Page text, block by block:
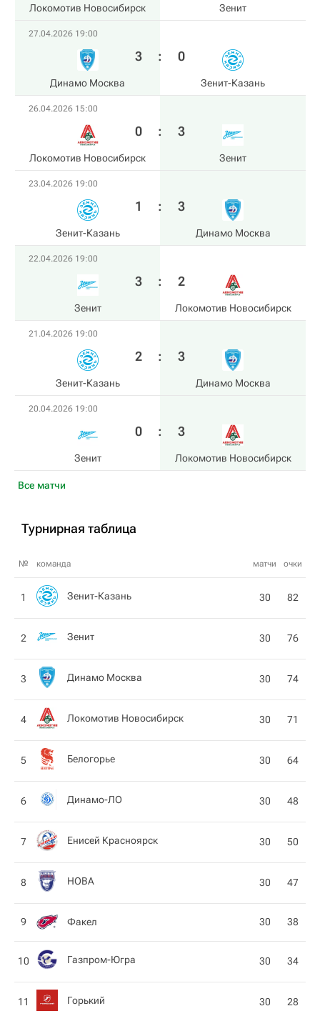
Все матчи
Локомотив Новосибирск Зенит
27.04.2026 19:00
Динамо Москва
3 : 0
Зенит-Казань
26.04.2026 15:00
Локомотив Новосибирск
0 : 3
Зенит
23.04.2026 19:00
Зенит-Казань
1 : 3
Динамо Москва
22.04.2026 19:00
Зенит
3 : 2
Локомотив Новосибирск
21.04.2026 19:00
Зенит-Казань
2 : 3
Динамо Москва
20.04.2026 19:00
Зенит
0 : 3
Локомотив Новосибирск
Турнирная таблица
№ команда матчи очки
1 Зенит-Казань 30 82
2 Зенит 30 76
3 Динамо Москва 30 74
4 Локомотив Новосибирск 30 71
5 Белогорье 30 64
6 Динамо-ЛО 30 48
7 Енисей Красноярск 30 50
8 HOBA 30 47
9 Факел 30 38
10 Газпром-Югра 30 34
11 Горький 30 28